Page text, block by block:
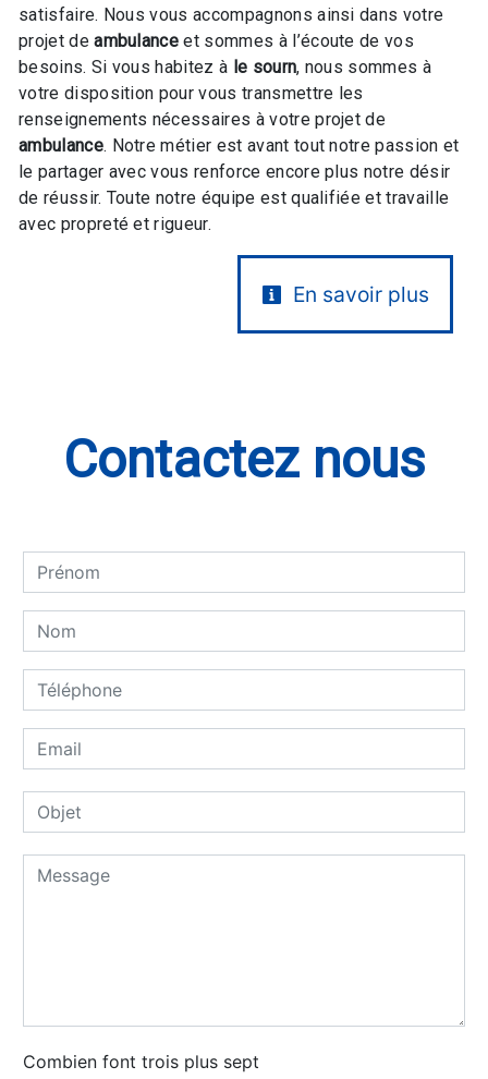
satisfaire. Nous vous accompagnons ainsi dans votre
projet deambulance et sommes à l’écoute de vos
besoins. Si vous habitez à le sourn, nous sommes à
votre disposition pour vous transmettre les
renseignements nécessaires à votre projet de
ambulance. Notre métier est avant tout notre passion et
le partager avec vous renforce encore plus notre désir
de réussir. Toute notre équipe est qualifiée et travaille
avec propreté et rigueur.
En savoir plus
Contactez nous
Combien font trois plus sept